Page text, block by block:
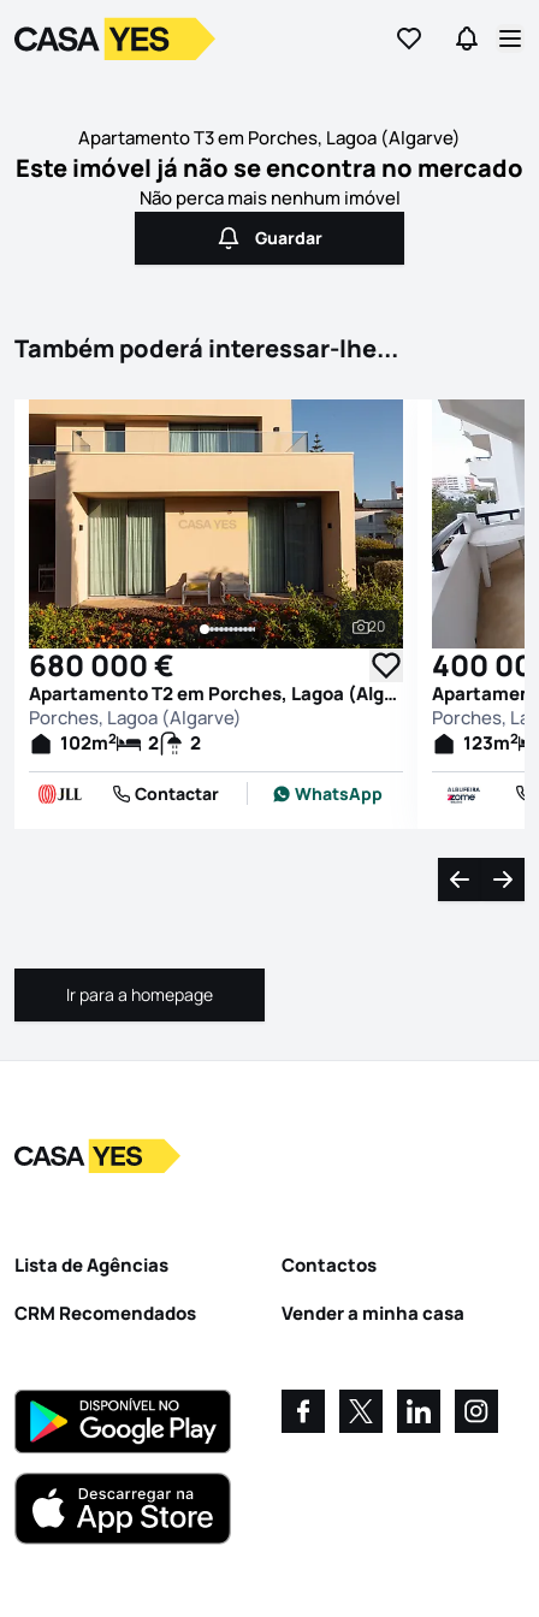
Ir para osIr para
LogoIr para a homepage
Apartamento T3 em Porches, Lagoa (Algarve)
Este imóvel já não se encontra no mercado
Não perca mais nenhum imóvel
Guardar
Guardar
Também poderá interessar-lhe...
Ver todas as
20
680 000 €
Apartamento T2 em Porches, Lagoa (Algarve)
Porches, Lagoa (Algarve)
102m2 2 2
Contactar WhatsApp
400
Porches,
123m2
Ir para a homepage
Ir para a homepage
LogoIr para a homepage
Lista de Agências
CRM Recomendados
Contactos
Vender a minha casa